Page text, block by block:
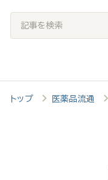
記
事
検
索
トップ 医薬品流通